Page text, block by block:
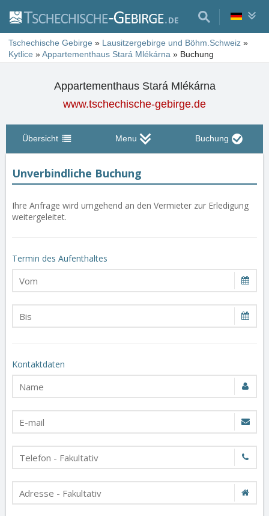
Tschechische Gebirge » Lausitzergebirge und Böhm.Schweiz »
Kytlice »Appartementhaus Stará Mlékárna » Buchung
Appartementhaus Stará Mlékárna
www.tschechische-gebirge.de
Übersicht Menu Buchung
Unverbindliche Buchung
Ihre Anfrage wird umgehend an den Vermieter zur Erledigung
weitergeleitet.
Termin des Aufenthaltes
Kontaktdaten